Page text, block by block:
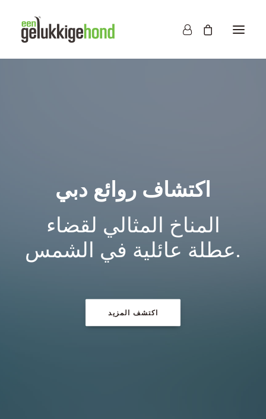
اكتشاف روائع دبي
المناخ المثالي لقضاء
عطلة عائلية في الشمس.
اكتشف المزيد